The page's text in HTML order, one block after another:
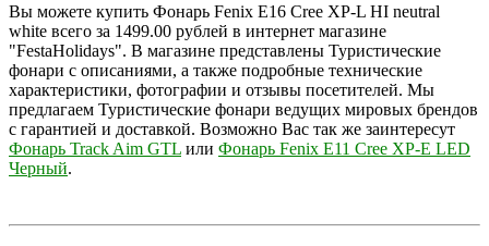
Вы можете купить Фонарь Fenix E16 Cree XP-L HI neutral
white всего за 1499.00 рублей в интернет магазине
"FestaHolidays". В магазине представлены Туристические
фонари с описаниями, а также подробные технические
характеристики, фотографии и отзывы посетителей. Мы
предлагаем Туристические фонари ведущих мировых брендов
с гарантией и доставкой. Возможно Вас так же заинтересут
Фонарь Track Aim GTL или Фонарь Fenix E11 Cree XP-E LED
Черный.